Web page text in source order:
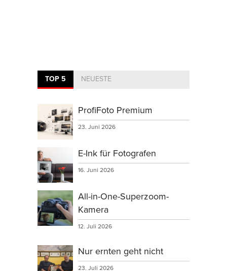
TOP 5 NEUESTE
ProfiFoto Premium
23. Juni 2026
E-Ink für Fotografen
16. Juni 2026
All-in-One-Superzoom-
Kamera
12. Juli 2026
Nur ernten geht nicht
23. Juli 2026